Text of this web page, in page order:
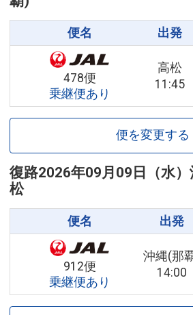
便名 出発
478便
乗継便あり
高松
11:45
便を変更する
復路2026年09月09日（水）
松
便名 出発
912便
乗継便あり
沖縄(那
14:00